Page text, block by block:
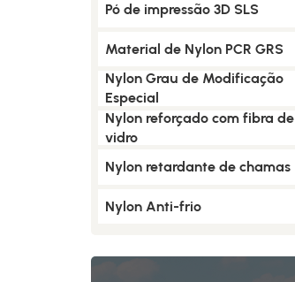
Pó de impressão 3D SLS
Material de Nylon PCR GRS
Nylon Grau de Modificação
Especial
Nylon reforçado com fibra de
vidro
Nylon retardante de chamas
Nylon Anti-frio